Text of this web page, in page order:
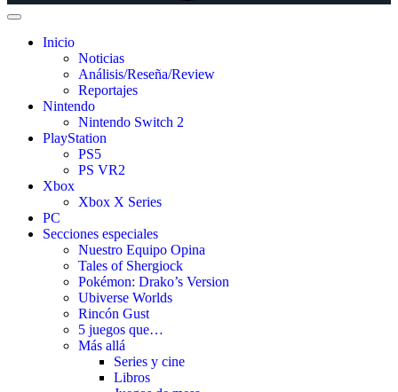
Inicio
Noticias
Análisis/Reseña/Review
Reportajes
Nintendo
Nintendo Switch 2
PlayStation
PS5
PS VR2
Xbox
Xbox X Series
PC
Secciones especiales
Nuestro Equipo Opina
Tales of Shergiock
Pokémon: Drako’s Version
Ubiverse Worlds
Rincón Gust
5 juegos que…
Más allá
Series y cine
Libros